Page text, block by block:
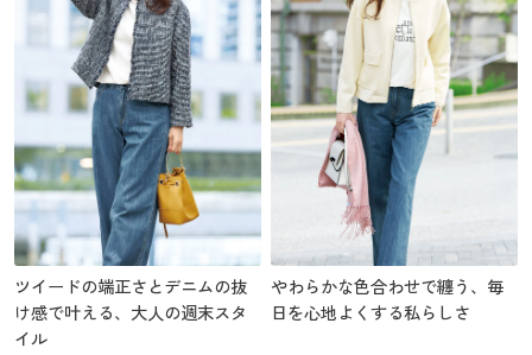
ツイードの端正さとデニムの抜
け感で叶える、大人の週末スタ
イル
やわらかな色合わせで纏う、毎
日を心地よくする私らしさ